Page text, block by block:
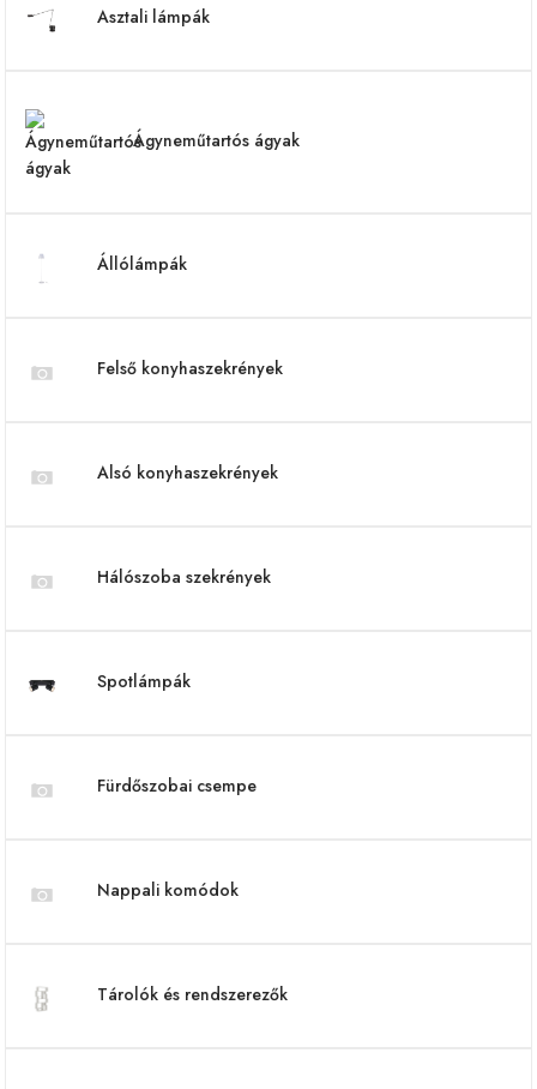
Asztali lámpák
Ágyneműtartós ágyak
Állólámpák
Felső konyhaszekrények
Alsó konyhaszekrények
Hálószoba szekrények
Spotlámpák
Fürdőszobai csempe
Nappali komódok
Tárolók és rendszerezők